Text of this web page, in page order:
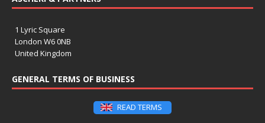
1 Lyric Square
London W6 0NB
United Kingdom
GENERAL TERMS OF BUSINESS
READ TERMS